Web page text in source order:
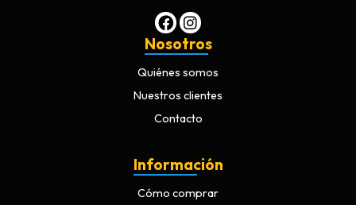
Nosotros
Quiénes somos
Nuestros clientes
Contacto
Información
Cómo comprar